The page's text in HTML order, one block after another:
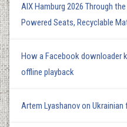
AIX Hamburg 2026 Through
Powered Seats, Recyclable
How a Facebook downloader
offline playback
Artem Lyashanov on Ukrainian